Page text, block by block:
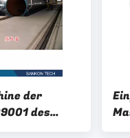
der
des